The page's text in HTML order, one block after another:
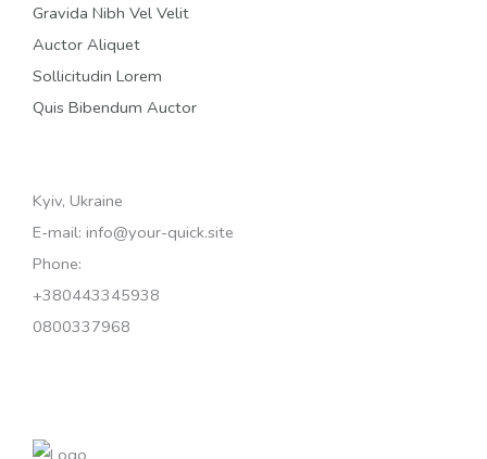
Gravida Nibh Vel Velit
Auctor Aliquet
Sollicitudin Lorem
Quis Bibendum Auctor
Kyiv, Ukraine
E-mail: info@your-quick.site
Phone:
+380443345938
0800337968